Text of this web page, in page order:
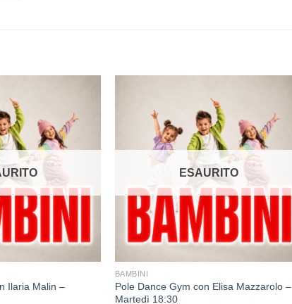
Ilaria Malin –
ESAURITO
BAMBINI
Pole Dance Gym con Elisa Mazzarolo –
Martedì 18:30